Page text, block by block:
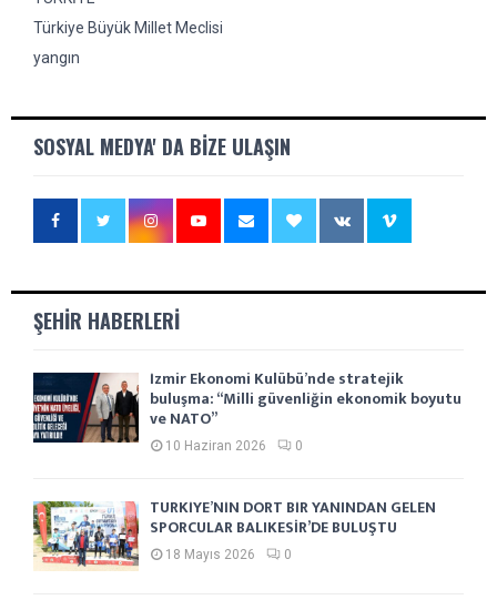
Türkiye Büyük Millet Meclisi
yangın
SOSYAL MEDYA' DA BIZE ULAŞIN
ŞEHIR HABERLERI
İzmir Ekonomi Kulübü’nde stratejik
buluşma: “Milli güvenliğin ekonomik boyutu
ve NATO”
10 Haziran 2026 0
TÜRKİYE’NİN DÖRT BİR YANINDAN GELEN
SPORCULAR BALIKESİR’DE BULUŞTU
18 Mayıs 2026 0